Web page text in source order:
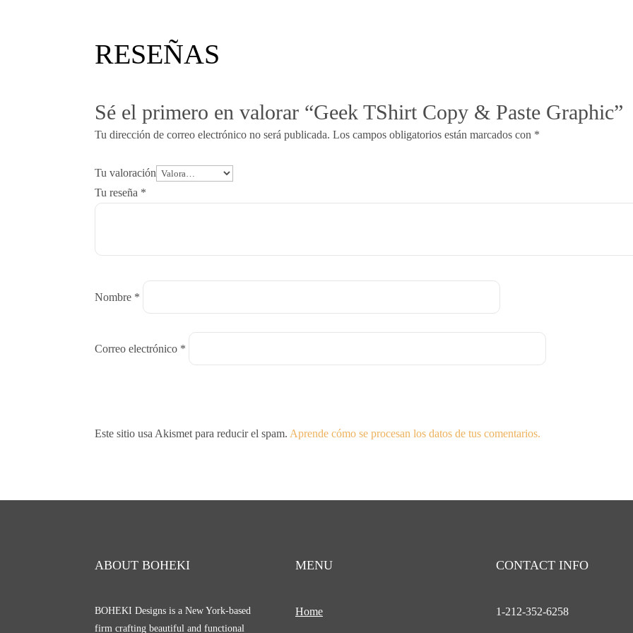
RESEÑAS
Sé el primero en valorar “Geek TShirt Copy & Paste Graphic”
Tu dirección de correo electrónico no será publicada. Los campos obligatorios están marcados con *
Tu valoración
Tu reseña *
Nombre *
Correo electrónico *
Este sitio usa Akismet para reducir el spam. Aprende cómo se procesan los datos de tus comentarios.
ABOUT BOHEKI
BOHEKI Designs is a New York-based
firm crafting beautiful and functional
MENU
Home
CONTACT INFO
1-212-352-6258